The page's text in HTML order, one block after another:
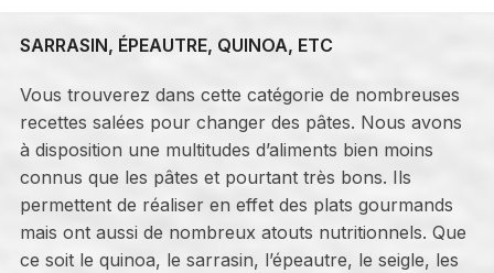
SARRASIN, ÉPEAUTRE, QUINOA, ETC
Vous trouverez dans cette catégorie de nombreuses
recettes salées pour changer des pâtes. Nous avons
à disposition une multitudes d’aliments bien moins
connus que les pâtes et pourtant très bons. Ils
permettent de réaliser en effet des plats gourmands
mais ont aussi de nombreux atouts nutritionnels. Que
ce soit le quinoa, le sarrasin, l’épeautre, le seigle, les